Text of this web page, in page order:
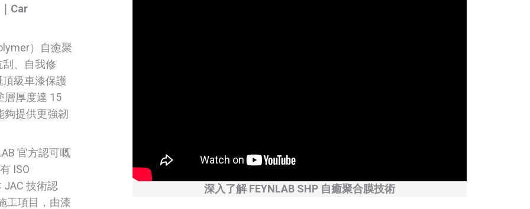
Car
）自癒聚
、自我修
級車漆保護
層厚度達 15
夠提供更強韌
官方認可嘅
ISO
JAC 技術認
工項目，由漆
深入了解 FEYNLAB SHP 自癒聚合膜技術